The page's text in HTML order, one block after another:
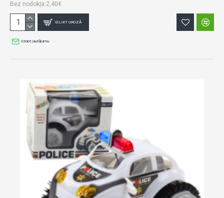
Bez nodokļa:2,40€
IELIKT GROZĀ
Uzdot jautājumu